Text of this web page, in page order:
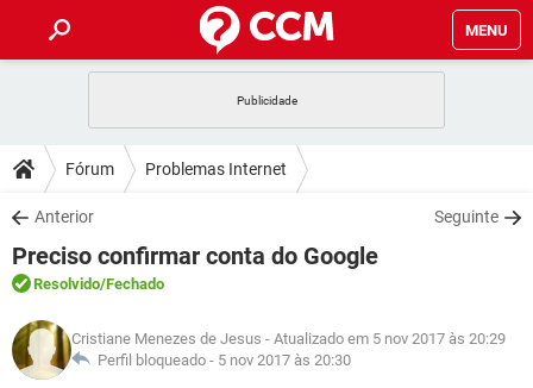
MENU
CELULAR FACEBOOK
OUTLOOK
INSTAGRAM GMAIL
GUIA DE COMPRAS
DICAS
JOGOS WHATSAPP
OUTLOOK
INSTAGRAM
GUIA DE COMPRAS
DOWNLOADS
JOGOS WHATSAPP
CELULAR
OUTLOOK EXCEL
INSTAGRAM
FÓRUM
JOGOS
CELULAR FACEBOOK
GLOSSÁRIO
JOGOS
Fórum Problemas Internet
Anterior Seguinte
Preciso confirmar conta do Google
Resolvido/Fechado
Cristiane Menezes de Jesus - Atualizado em 5 nov 2017 às 20:29
Perfil bloqueado - 5 nov 2017 às 20:30